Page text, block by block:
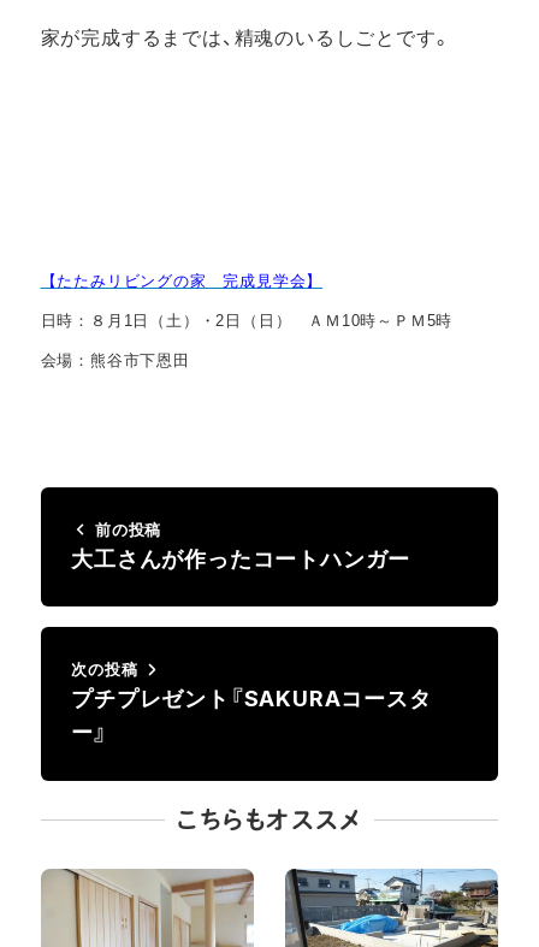
家が完成するまでは、精魂のいるしごとです。
【たたみリビングの家 完成見学会】
日時：８月1日（土）・2日（日） ＡＭ10時～ＰＭ5時
会場：熊谷市下恩田
前の投稿
大工さんが作ったコートハンガー
次の投稿
プチプレゼント『SAKURAコースタ
ー』
こちらもオススメ